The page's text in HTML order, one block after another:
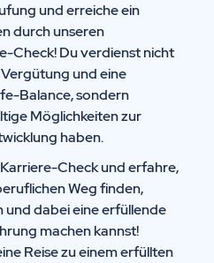
und erreiche ein
durch unseren
Check! Du verdienst nicht
und eine
Balance, sondern
Möglichkeiten zur
haben.
Check und erfahre,
Weg finden,
dabei eine erfüllende
machen kannst!
Reise zu einem erfüllten